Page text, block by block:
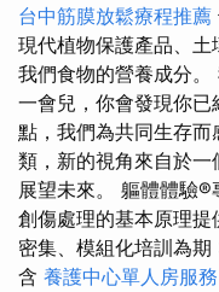
台中筋膜放鬆療程推薦
現代植物保護產品、
我們食物的營養成分
一會兒，你會發現你
點，我們為共同生存
類，新的視角來自於
展望未來。 軀體體驗®
創傷處理的基本原理提
密集、模組化培訓為期
含 養護中心單人房服務